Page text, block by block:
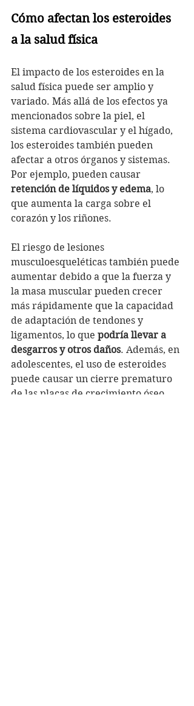
Cómo afectan los esteroides
a la salud física
El impacto de los esteroides en la
salud física puede ser amplio y
variado. Más allá de los efectos ya
mencionados sobre la piel, el
sistema cardiovascular y el hígado,
los esteroides también pueden
afectar a otros órganos y sistemas.
Por ejemplo, pueden causar
retención de líquidos y edema, lo
que aumenta la carga sobre el
corazón y los riñones.
El riesgo de lesiones
musculoesqueléticas también puede
aumentar debido a que la fuerza y
la masa muscular pueden crecer
más rápidamente que la capacidad
de adaptación de tendones y
ligamentos, lo que podría llevar a
desgarros y otros daños. Además, en
adolescentes, el uso de esteroides
puede causar un cierre prematuro
de las placas de crecimiento óseo,